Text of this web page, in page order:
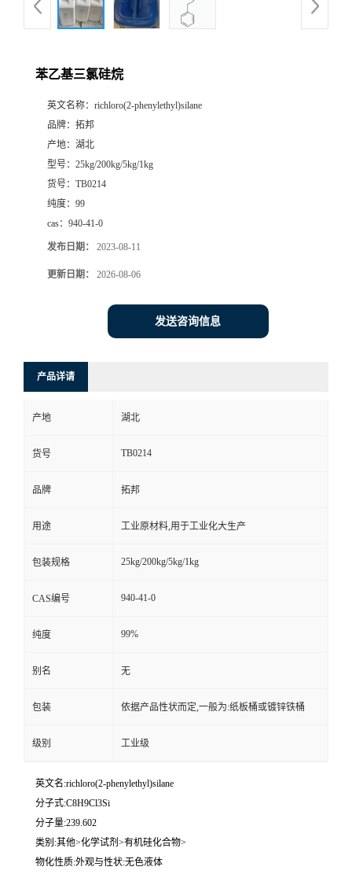
苯乙基三氯硅烷
英文名称： richloro(2-phenylethyl)silane
品牌： 拓邦
产地： 湖北
型号： 25kg/200kg/5kg/1kg
货号： TB0214
纯度： 99
cas： 940-41-0
发布日期： 2023-08-11
更新日期： 2026-08-06
发送咨询信息
产品详请
产地 湖北
货号 TB0214
品牌 拓邦
用途 工业原材料,用于工业化大生产
包装规格 25kg/200kg/5kg/1kg
CAS编号 940-41-0
纯度 99%
别名 无
包装 依据产品性状而定,一般为:纸板桶或镀锌铁桶
级别 工业级
英文名:richloro(2-phenylethyl)silane
分子式:C8H9Cl3Si
分子量:239.602
类别:其他>化学试剂>有机硅化合物>
物化性质:外观与性状:无色液体